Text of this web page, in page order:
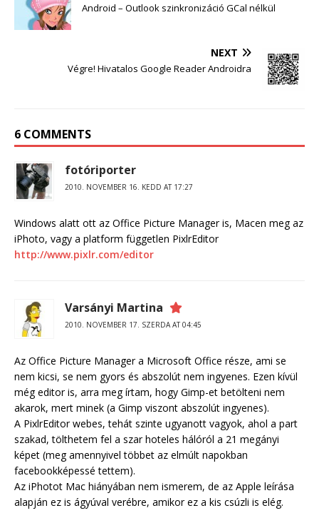
Android – Outlook szinkronizáció GCal nélkül
NEXT
Végre! Hivatalos Google Reader Androidra
6 COMMENTS
fotóriporter
2010. NOVEMBER 16. KEDD AT 17:27
Windows alatt ott az Office Picture Manager is, Macen meg az
iPhoto, vagy a platform független PixlrEditor
http://www.pixlr.com/editor
Varsányi Martina
2010. NOVEMBER 17. SZERDA AT 04:45
Az Office Picture Manager a Microsoft Office része, ami se
nem kicsi, se nem gyors és abszolút nem ingyenes. Ezen kívül
még editor is, arra meg írtam, hogy Gimp-et betölteni nem
akarok, mert minek (a Gimp viszont abszolút ingyenes).
A PixlrEditor webes, tehát szinte ugyanott vagyok, ahol a part
szakad, tölthetem fel a szar hoteles hálóról a 21 megányi
képet (meg amennyivel többet az elmúlt napokban
facebookképessé tettem).
Az iPhotot Mac hiányában nem ismerem, de az Apple leírása
alapján ez is ágyúval verébre, amikor ez a kis csúzli is elég.